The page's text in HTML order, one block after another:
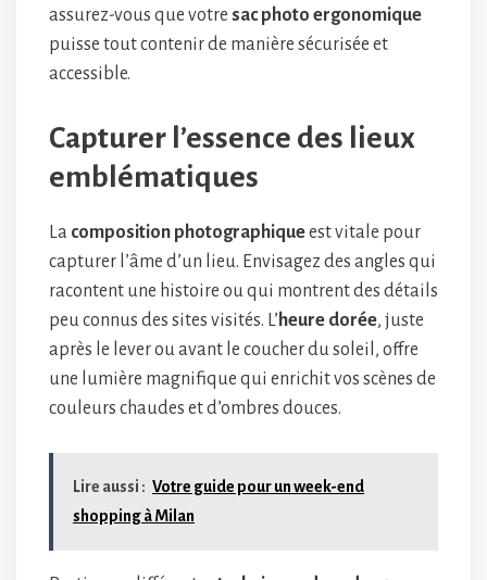
assurez-vous que votre sac photo ergonomique
puisse tout contenir de manière sécurisée et
accessible.
Capturer l’essence des lieux
emblématiques
La composition photographiqueest vitale pour
capturer l’âme d’un lieu. Envisagez des angles qui
racontent une histoire ou qui montrent des détails
peu connus des sites visités. L’ heure dorée, juste
après le lever ou avant le coucher du soleil, offre
une lumière magnifique qui enrichit vos scènes de
couleurs chaudes et d’ombres douces.
Lire aussi : Votre guide pour un week-end
shopping à Milan